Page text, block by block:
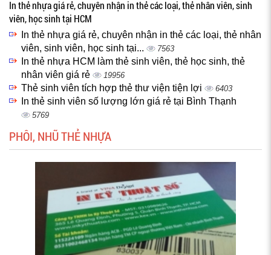
In thẻ nhựa giá rẻ, chuyên nhận in thẻ các loại, thẻ nhân viên, sinh
viên, học sinh tại HCM
In thẻ nhựa giá rẻ, chuyên nhận in thẻ các loại, thẻ nhân
viên, sinh viên, học sinh tại...
7563
In thẻ nhựa HCM làm thẻ sinh viên, thẻ học sinh, thẻ
nhân viên giá rẻ
19956
Thẻ sinh viên tích hợp thẻ thư viện tiện lợi 6403
In thẻ sinh viên số lượng lớn giá rẻ tại Bình Thạnh
5769
PHÔI, NHŨ THẺ NHỰA